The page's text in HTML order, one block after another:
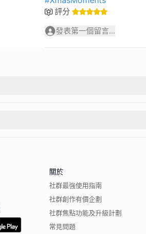
評分
發表第一個留言...
關於
社群最強使用指南
社群創作有價企劃
社群焦點功能及升級計劃
常見問題